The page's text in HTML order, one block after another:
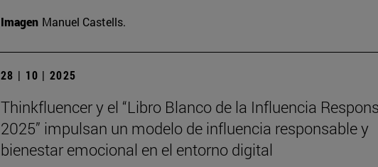
Imagen Manuel Castells.
28 | 10 | 2025
Thinkfluencer y el “Libro Blanco de la Influencia
2025” impulsan un modelo de influencia responsable y
bienestar emocional en el entorno digital